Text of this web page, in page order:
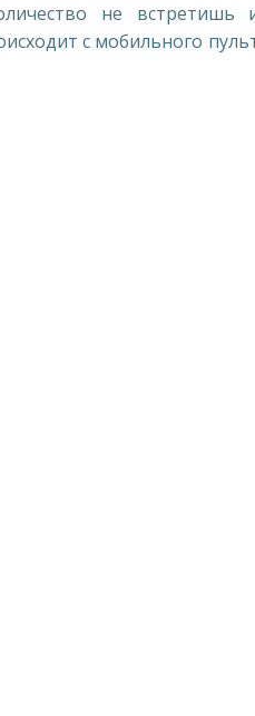
не
с мобильного